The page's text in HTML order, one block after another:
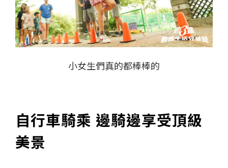
小女生們真的都棒棒的
自行車騎乘 邊騎邊享受頂級
美景